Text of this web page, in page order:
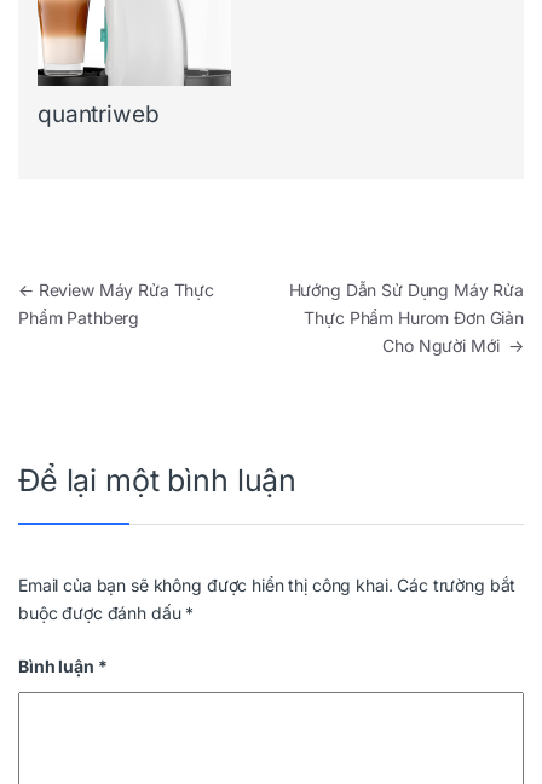
quantriweb
Điều hướng bài viết
← Review Máy Rửa Thực
Phẩm Pathberg
Hướng Dẫn Sử Dụng Máy Rửa
Thực Phẩm Hurom Đơn Giản
Cho Người Mới →
Để lại một bình luận
Email của bạn sẽ không được hiển thị công khai. Các trường bắt
buộc được đánh dấu *
Bình luận *